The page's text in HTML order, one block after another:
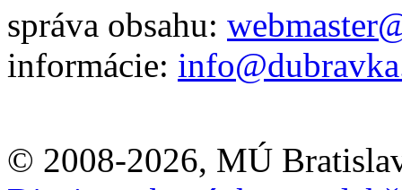
správa obsahu:
informácie:
© 2008-2026, MÚ